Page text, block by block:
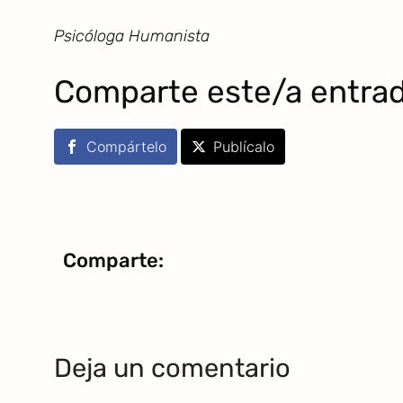
Psicóloga Humanista
Comparte este/a
Compártelo Publícalo
Comparte:
Deja un comentario